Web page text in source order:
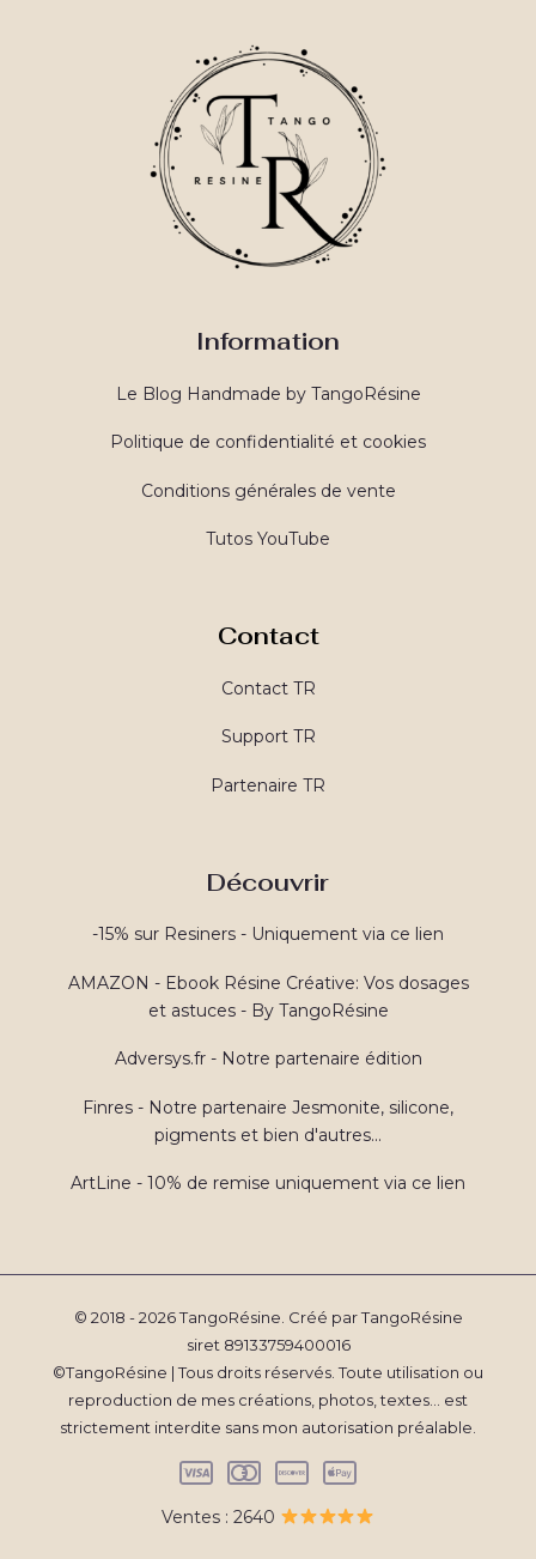
Information
Le Blog Handmade by TangoRésine
Politique de confidentialité et cookies
Conditions générales de vente
Tutos YouTube
Contact
Contact TR
Support TR
Partenaire TR
Découvrir
-15% sur Resiners - Uniquement via ce lien
AMAZON - Ebook Résine Créative: Vos dosages
et astuces - By TangoRésine
Adversys.fr - Notre partenaire édition
Finres - Notre partenaire Jesmonite, silicone,
pigments et bien d'autres...
ArtLine - 10% de remise uniquement via ce lien
© 2018 - 2026 TangoRésine. Créé par TangoRésine
siret 89133759400016
©TangoRésine | Tous droits réservés. Toute utilisation ou
reproduction de mes créations, photos, textes... est
strictement interdite sans mon autorisation préalable.
Ventes : 2640